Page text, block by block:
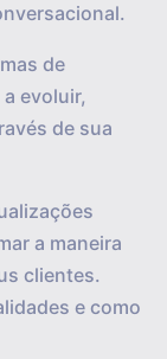
de
evoluir,
de sua
a maneira
clientes.
e como